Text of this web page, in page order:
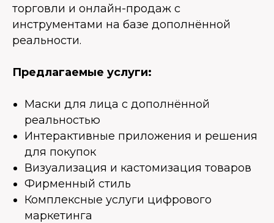
торговли и онлайн-продаж с
инструментами на базе дополнённой
реальности.
Предлагаемые услуги:
Маски для лица с дополнённой
реальностью
Интерактивные приложения и решения
для покупок
Визуализация и кастомизация товаров
Фирменный стиль
Комплексные услуги цифрового
маркетинга